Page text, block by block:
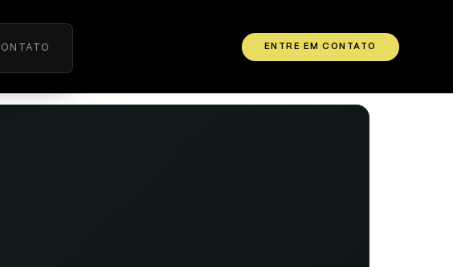
ENTRE EM CONTATO